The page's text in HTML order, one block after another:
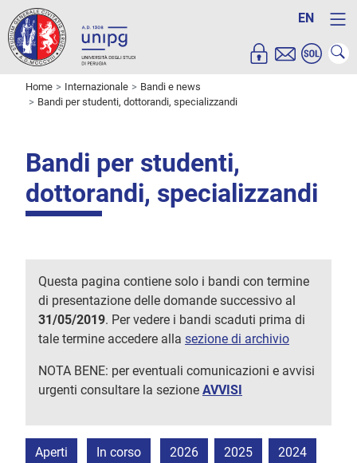
EN
Home Internazionale
Bandi e news
Bandi per studenti, dottorandi, specializzandi
Bandi per studenti,
dottorandi, specializzandi
Questa pagina contiene solo i bandi con termine
di presentazione delle domande successivo al
31/05/2019. Per vedere i bandi scaduti prima di
tale termine accedere alla sezione di archivio
NOTA BENE: per eventuali comunicazioni e avvisi
urgenti consultare la sezione AVVISI
Aperti In corso 2026 2025 2024